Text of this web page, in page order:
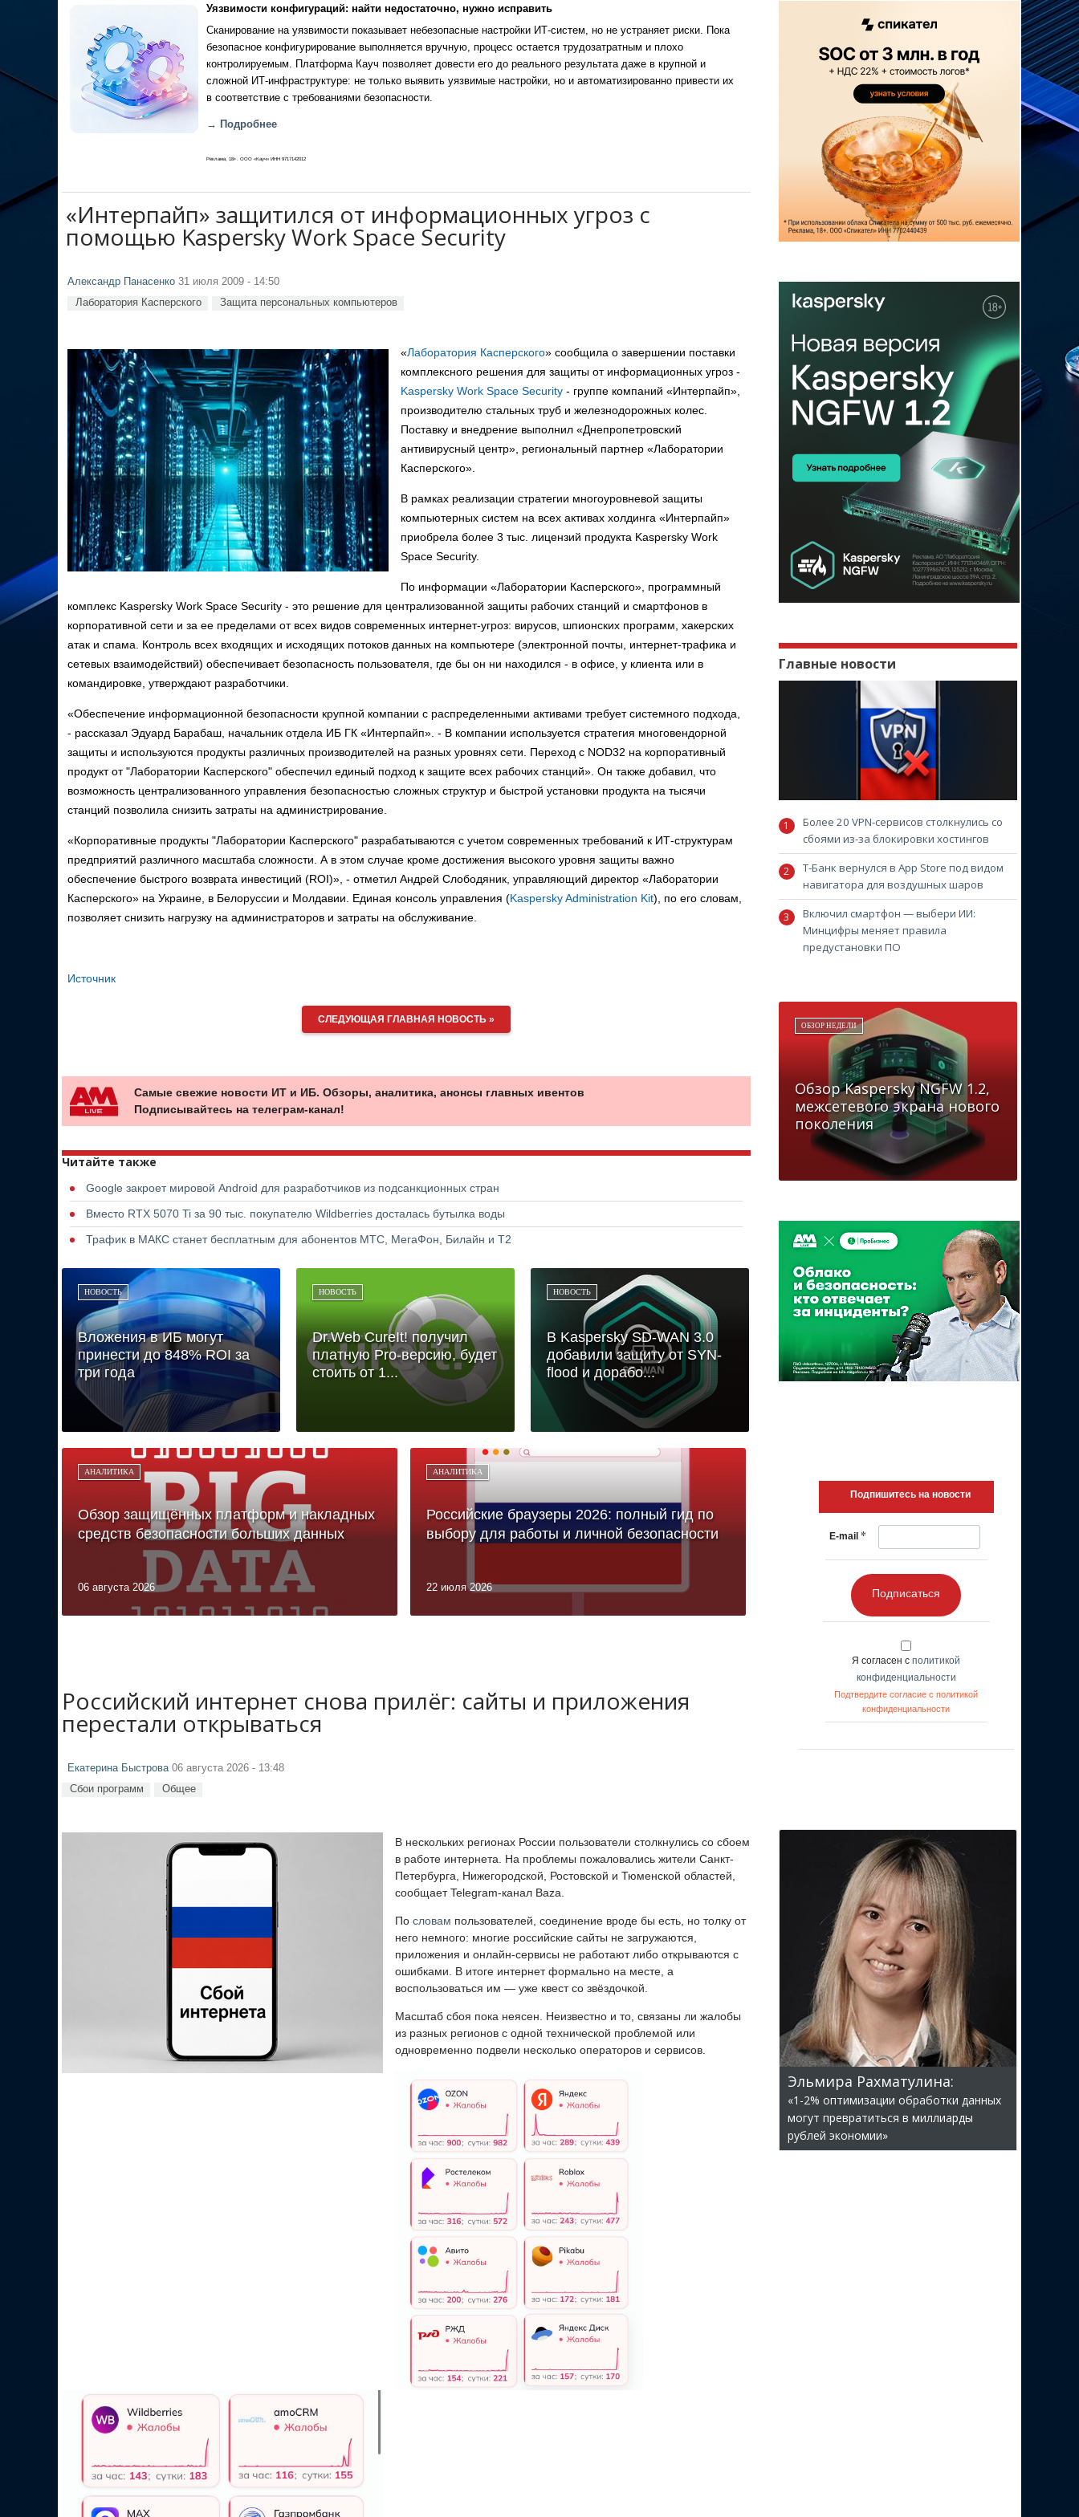
Уязвимости конфигураций: найти недостаточно, нужно исправить
Сканирование на уязвимости показывает небезопасные настройки ИТ-систем, но не устраняет риски. Пока
безопасное конфигурирование выполняется вручную, процесс остается трудозатратным и плохо
контролируемым. Платформа Кауч позволяет довести его до реального результата даже в крупной и
сложной ИТ-инфраструктуре: не только выявить уязвимые настройки, но и автоматизированно привести их
в соответствие с требованиями безопасности.
→ Подробнее
Реклама, 18+. ООО «Кауч» ИНН 9717142012
«Интерпайп» защитился от информационных угроз с
помощью Kaspersky Work Space Security
Александр Панасенко 31 июля 2009 - 14:50
Лаборатория Касперского Защита персональных компьютеров
«Лаборатория Касперского» сообщила о завершении поставки
комплексного решения для защиты от информационных угроз -
Kaspersky Work Space Security - группе компаний «Интерпайп»,
производителю стальных труб и железнодорожных колес.
Поставку и внедрение выполнил «Днепропетровский
антивирусный центр», региональный партнер «Лаборатории
Касперского».
В рамках реализации стратегии многоуровневой защиты
компьютерных систем на всех активах холдинга «Интерпайп»
приобрела более 3 тыс. лицензий продукта Kaspersky Work
Space Security.
По информации «Лаборатории Касперского», программный
комплекс Kaspersky Work Space Security - это решение для централизованной защиты рабочих станций и смартфонов в
корпоративной сети и за ее пределами от всех видов современных интернет-угроз: вирусов, шпионских программ, хакерских
атак и спама. Контроль всех входящих и исходящих потоков данных на компьютере (электронной почты, интернет-трафика и
сетевых взаимодействий) обеспечивает безопасность пользователя, где бы он ни находился - в офисе, у клиента или в
командировке, утверждают разработчики.
«Обеспечение информационной безопасности крупной компании с распределенными активами требует системного подхода,
- рассказал Эдуард Барабаш, начальник отдела ИБ ГК «Интерпайп». - В компании используется стратегия многовендорной
защиты и используются продукты различных производителей на разных уровнях сети. Переход с NOD32 на корпоративный
продукт от "Лаборатории Касперского" обеспечил единый подход к защите всех рабочих станций». Он также добавил, что
возможность централизованного управления безопасностью сложных структур и быстрой установки продукта на тысячи
станций позволила снизить затраты на администрирование.
«Корпоративные продукты "Лаборатории Касперского" разрабатываются с учетом современных требований к ИТ-структурам
предприятий различного масштаба сложности. А в этом случае кроме достижения высокого уровня защиты важно
обеспечение быстрого возврата инвестиций (ROI)», - отметил Андрей Слободяник, управляющий директор «Лаборатории
Касперского» на Украине, в Белоруссии и Молдавии. Единая консоль управления (Kaspersky Administration Kit), по его словам,
позволяет снизить нагрузку на администраторов и затраты на обслуживание.
Источник
СЛЕДУЮЩАЯ ГЛАВНАЯ НОВОСТЬ »
Самые свежие новости ИТ и ИБ. Обзоры, аналитика, анонсы главных ивентов
Подписывайтесь на телеграм-канал!
Читайте также
Google закроет мировой Android для разработчиков из подсанкционных стран
Вместо RTX 5070 Ti за 90 тыс. покупателю Wildberries досталась бутылка воды
Трафик в МАКС станет бесплатным для абонентов МТС, МегаФон, Билайн и Т2
НОВОСТЬ
Вложения в ИБ могут
принести до 848% ROI за
три года
НОВОСТЬ
Dr.Web CureIt! получил
платную Pro-версию, будет
стоить от 1...
НОВОСТЬ
В Kaspersky SD-WAN 3.0
добавили защиту от SYN-
flood и дорабо...
АНАЛИТИКА
Обзор защищённых платформ и накладных
средств безопасности больших данных
06 августа 2026
АНАЛИТИКА
Российские браузеры 2026: полный гид по
выбору для работы и личной безопасности
22 июля 2026
Российский интернет снова прилёг: сайты и приложения
перестали открываться
Екатерина Быстрова 06 августа 2026 - 13:48
Сбои программ Общее
В нескольких регионах России пользователи столкнулись со сбоем
в работе интернета. На проблемы пожаловались жители Санкт-
Петербурга, Нижегородской, Ростовской и Тюменской областей,
сообщает Telegram-канал Baza.
По словам пользователей, соединение вроде бы есть, но толку от
него немного: многие российские сайты не загружаются,
приложения и онлайн-сервисы не работают либо открываются с
ошибками. В итоге интернет формально на месте, а
воспользоваться им — уже квест со звёздочкой.
Масштаб сбоя пока неясен. Неизвестно и то, связаны ли жалобы
из разных регионов с одной технической проблемой или
одновременно подвели несколько операторов и сервисов.
Главные новости
Более 20 VPN-сервисов столкнулись со
сбоями из-за блокировки хостингов
Т-Банк вернулся в App Store под видом
навигатора для воздушных шаров
Включил смартфон — выбери ИИ:
Минцифры меняет правила
предустановки ПО
ОБЗОР НЕДЕЛИ
Обзор Kaspersky NGFW 1.2,
межсетевого экрана нового
поколения
Подпишитесь на новости
E-mail *
Подписаться
Я согласен с политикой
конфиденциальности
Подтвердите согласие с политикой
конфиденциальности
Эльмира Рахматулина:
«1-2% оптимизации обработки данных
могут превратиться в миллиарды
рублей экономии»